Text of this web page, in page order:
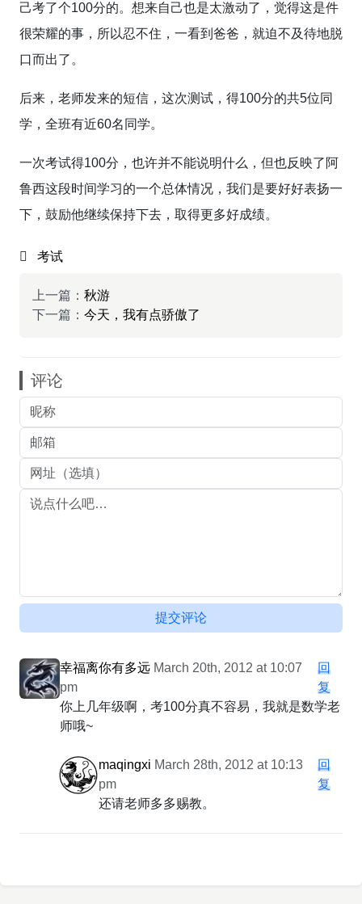
己考了个100分的。想来自己也是太激动了，觉得这是件
很荣耀的事，所以忍不住，一看到爸爸，就迫不及待地脱
口而出了。
后来，老师发来的短信，这次测试，得100分的共5位同
学，全班有近60名同学。
一次考试得100分，也许并不能说明什么，但也反映了阿
鲁西这段时间学习的一个总体情况，我们是要好好表扬一
下，鼓励他继续保持下去，取得更多好成绩。
考试
上一篇： 秋游
下一篇： 今天，我有点骄傲了
评论
提交评论
幸福离你有多远 March 20th, 2012 at 10:07
pm
回
复
你上几年级啊，考100分真不容易，我就是数学老
师哦~
maqingxi March 28th, 2012 at 10:13
pm
回
复
还请老师多多赐教。